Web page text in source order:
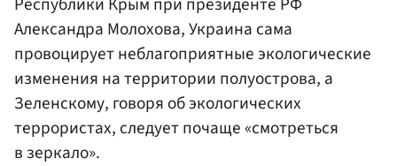
Александра Молохова, Украина сама
провоцирует неблагоприятные экологические
изменения на территории полуострова, а
Зеленскому, говоря об экологических
террористах, следует почаще «смотреться
в зеркало».